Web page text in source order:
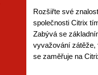
Rozšiřte své
společnosti Citrix
Zabývá se
vyvažování zátěže,
se zaměřuje na